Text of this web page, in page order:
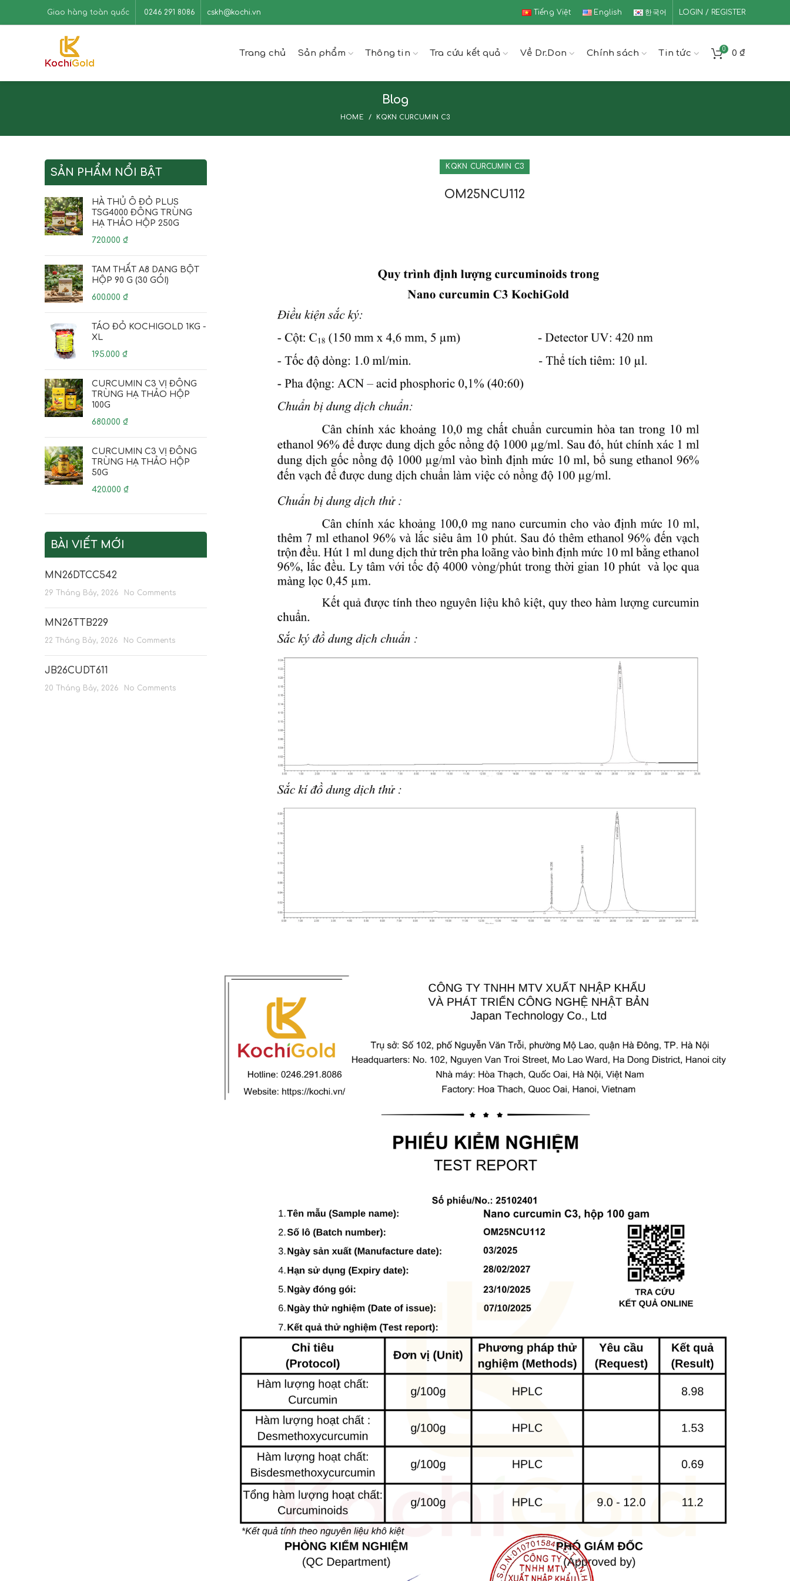
Giao hàng toàn quốc 0246 291 8086 cskh@kochi.vn Tiếng Việt English 한국어 LOGIN / REGISTER
Trang chủ Sản phẩm Thông tin Tra cứu kết quả Về Dr.Don Chính sách Tin tức 0 0 ₫
Blog
HOME KQKN CURCUMIN C3
KQKN CURCUMIN C3
OM25NCU112
SẢN PHẨM NỔI BẬT
HÀ THỦ Ô ĐỎ PLUS
TSG4000 ĐÔNG TRÙNG
HẠ THẢO HỘP 250G
720.000 ₫
TAM THẤT A8 DẠNG BỘT
HỘP 90 G (30 GÓI)
600.000 ₫
TÁO ĐỎ KOCHIGOLD 1KG -
XL
195.000 ₫
CURCUMIN C3 VỊ ĐÔNG
TRÙNG HẠ THẢO HỘP
100G
680.000 ₫
CURCUMIN C3 VỊ ĐÔNG
TRÙNG HẠ THẢO HỘP
50G
420.000 ₫
BÀI VIẾT MỚI
MN26DTCC542
29 Tháng Bảy, 2026 No Comments
MN26TTB229
22 Tháng Bảy, 2026 No Comments
JB26CUDT611
20 Tháng Bảy, 2026 No Comments